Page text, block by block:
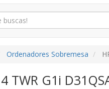
Ordenadores Sobremesa
TWR G1i